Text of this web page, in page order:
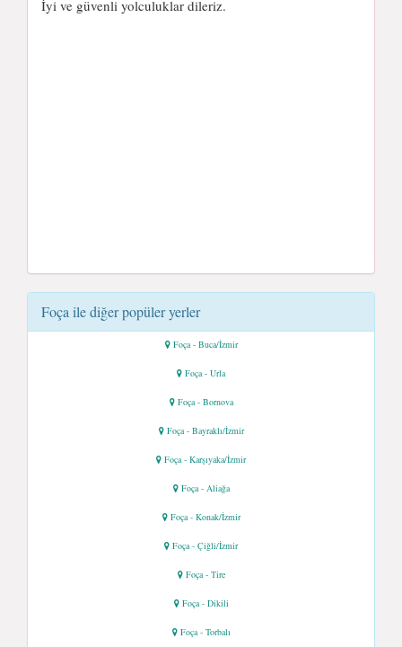
İyi ve güvenli yolculuklar dileriz.
Foça ile diğer popüler yerler
Foça - Buca/İzmir
Foça - Urla
Foça - Bornova
Foça - Bayraklı/İzmir
Foça - Karşıyaka/İzmir
Foça - Aliağa
Foça - Konak/İzmir
Foça - Çiğli/İzmir
Foça - Tire
Foça - Dikili
Foça - Torbalı